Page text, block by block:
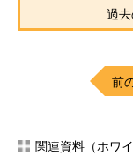
過
前
関連資料（ホワ